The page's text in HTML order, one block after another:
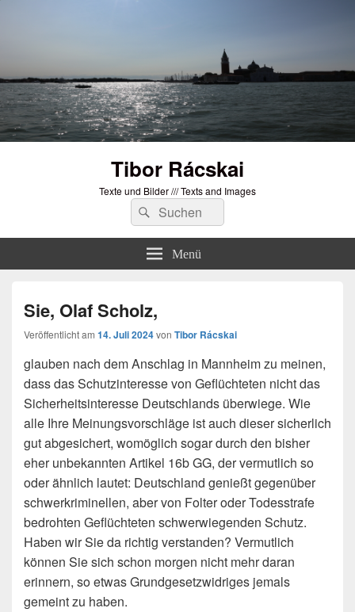
Tibor Rácskai
Texte und Bilder /// Texts and Images
Suchen
nach:
Suchen
Menü
Sie, Olaf Scholz,
Veröffentlicht am 14. Juli 2024von Tibor Rácskai
glauben nach dem Anschlag in Mannheim zu meinen,
dass das Schutzinteresse von Geflüchteten nicht das
Sicherheitsinteresse Deutschlands überwiege. Wie
alle Ihre Meinungsvorschläge ist auch dieser sicherlich
gut abgesichert, womöglich sogar durch den bisher
eher unbekannten Artikel 16b GG, der vermutlich so
oder ähnlich lautet: Deutschland genießt gegenüber
schwerkriminellen, aber von Folter oder Todesstrafe
bedrohten Geflüchteten schwerwiegenden Schutz.
Haben wir Sie da richtig verstanden? Vermutlich
können Sie sich schon morgen nicht mehr daran
erinnern, so etwas Grundgesetzwidriges jemals
gemeint zu haben.